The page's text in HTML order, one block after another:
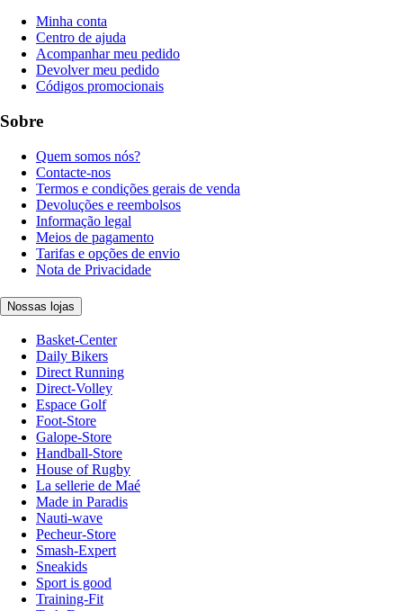
Minha conta
Centro de ajuda
Acompanhar meu pedido
Devolver meu pedido
Códigos promocionais
Sobre
Quem somos nós?
Contacte-nos
Termos e condições gerais de venda
Devoluções e reembolsos
Informação legal
Meios de pagamento
Tarifas e opções de envio
Nota de Privacidade
Nossas lojas
Basket-Center
Daily Bikers
Direct Running
Direct-Volley
Espace Golf
Foot-Store
Galope-Store
Handball-Store
House of Rugby
La sellerie de Maé
Made in Paradis
Nauti-wave
Pecheur-Store
Smash-Expert
Sneakids
Sport is good
Training-Fit